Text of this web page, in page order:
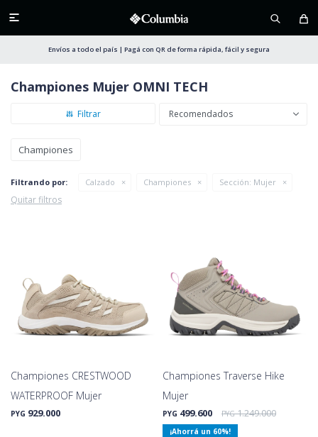

Envíos a todo el país | Pagá con QR de forma rápida, fácil y segura
Championes Mujer OMNI TECH
Recomendados
Championes
Filtrando por: Calzado Championes Sección: Mujer
Quitar filtros
Championes CRESTWOOD
WATERPROOF Mujer
PYG 929.000
Championes Traverse Hike
Mujer
PYG 499.600 PYG 1.249.000
60